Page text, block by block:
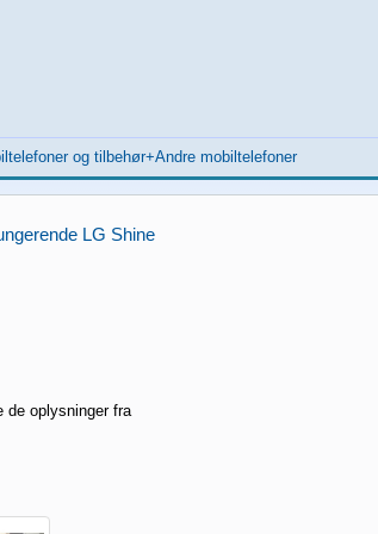
og tilbehør+Andre mobiltelefoner
LG Shine
oplysninger fra